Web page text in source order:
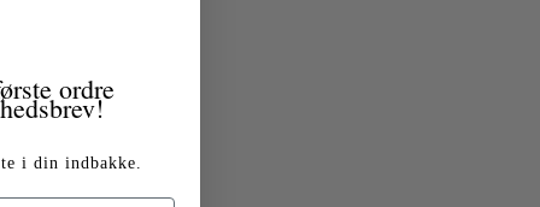
ordre
i din indbakke.